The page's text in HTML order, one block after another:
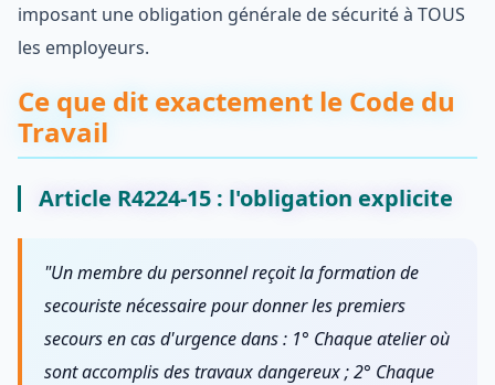
imposant une obligation générale de sécurité à TOUS
les employeurs.
Ce que dit exactement le Code du
Travail
Article R4224-15 : l'obligation explicite
"Un membre du personnel reçoit la formation de
secouriste nécessaire pour donner les premiers
secours en cas d'urgence dans : 1° Chaque atelier où
sont accomplis des travaux dangereux ;2° Chaque